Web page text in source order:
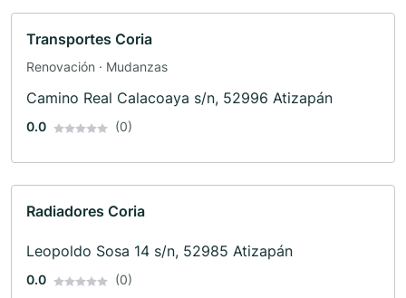
Transportes Coria
Renovación · Mudanzas
Camino Real Calacoaya s/n, 52996 Atizapán
0.0 (0)
Radiadores Coria
Leopoldo Sosa 14 s/n, 52985 Atizapán
0.0 (0)